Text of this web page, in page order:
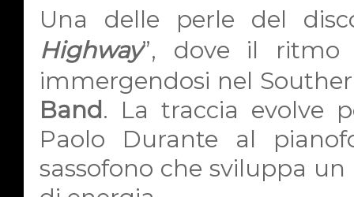
Una delle perle del
Highway”, dove il ritmo
immergendosi nel
Band . La traccia evolve
Paolo Durante al
sassofono che sviluppa